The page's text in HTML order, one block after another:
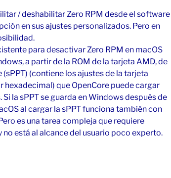
/ deshabilitar Zero RPM desde el software
en sus ajustes personalizados. Pero en
para desactivar Zero RPM en macOS
a partir de la ROM de la tarjeta AMD, de
(sPPT) (contiene los ajustes de la tarjeta
hexadecimal) que OpenCore puede cargar
la sPPT se guarda en Windows después de
al cargar la sPPT funciona también con
es una tarea compleja que requiere
está al alcance del usuario poco experto.